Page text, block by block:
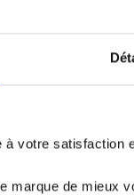
votre
marque de mieux
la catégorie
entre
Trafic
Renault Traficest